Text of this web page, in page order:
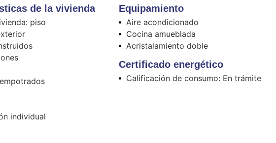
de la vivienda
piso
individual
Equipamiento
Aire acondicionado
Cocina amueblada
Acristalamiento doble
Certificado energético
Calificación de consumo: En trámite